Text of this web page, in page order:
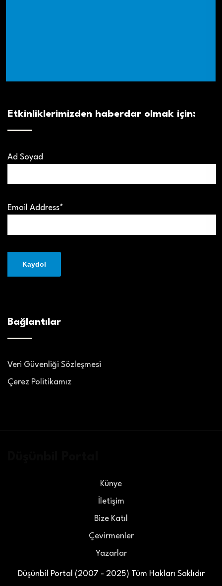
Etkinliklerimizden haberdar olmak için:
Ad Soyad
Email Address*
Bağlantılar
Veri Güvenliği Sözleşmesi
Çerez Politikamız
Düşünbil Portal (2007 - 2025) Tüm Hakları Saklıdır
Künye
İletişim
Bize Katıl
Çevirmenler
Yazarlar